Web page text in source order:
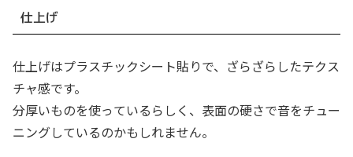
仕上げ
仕上げはプラスチックシート貼りで、ざらざらしたテクス
チャ感です。
分厚いものを使っているらしく、表面の硬さで音をチュー
ニングしているのかもしれません。